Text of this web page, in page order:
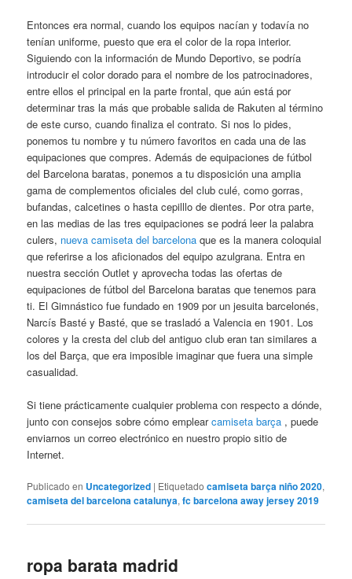
Entonces era normal, cuando los equipos nacían y todavía no
tenían uniforme, puesto que era el color de la ropa interior.
Siguiendo con la información de Mundo Deportivo, se podría
introducir el color dorado para el nombre de los patrocinadores,
entre ellos el principal en la parte frontal, que aún está por
determinar tras la más que probable salida de Rakuten al término
de este curso, cuando finaliza el contrato. Si nos lo pides,
ponemos tu nombre y tu número favoritos en cada una de las
equipaciones que compres. Además de equipaciones de fútbol
del Barcelona baratas, ponemos a tu disposición una amplia
gama de complementos oficiales del club culé, como gorras,
bufandas, calcetines o hasta cepilllo de dientes. Por otra parte,
en las medias de las tres equipaciones se podrá leer la palabra
culers, nueva camiseta del barcelona que es la manera coloquial
que referirse a los aficionados del equipo azulgrana. Entra en
nuestra sección Outlet y aprovecha todas las ofertas de
equipaciones de fútbol del Barcelona baratas que tenemos para
ti. El Gimnástico fue fundado en 1909 por un jesuita barcelonés,
Narcís Basté y Basté, que se trasladó a Valencia en 1901. Los
colores y la cresta del club del antiguo club eran tan similares a
los del Barça, que era imposible imaginar que fuera una simple
casualidad.
Si tiene prácticamente cualquier problema con respecto a dónde,
junto con consejos sobre cómo emplearcamiseta barça , puede
enviarnos un correo electrónico en nuestro propio sitio de
Internet.
Publicado en Uncategorized | Etiquetado camiseta barça niño 2020,
camiseta del barcelona catalunya,fc barcelona away jersey 2019
ropa barata madrid